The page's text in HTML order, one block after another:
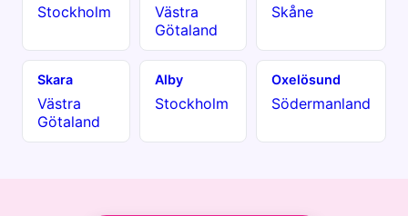
Stockholm
Västra
Götaland
Skåne
Skara
Västra
Götaland
Alby
Stockholm
Oxelösund
Södermanland